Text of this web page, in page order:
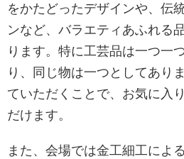
をかたどったデザインや、伝
ンなど、バラエティあふれる
ります。特に工芸品は一つ一
り、同じ物は一つとしてあり
ていただくことで、お気に入
だけます。
また、会場では金工細工によ